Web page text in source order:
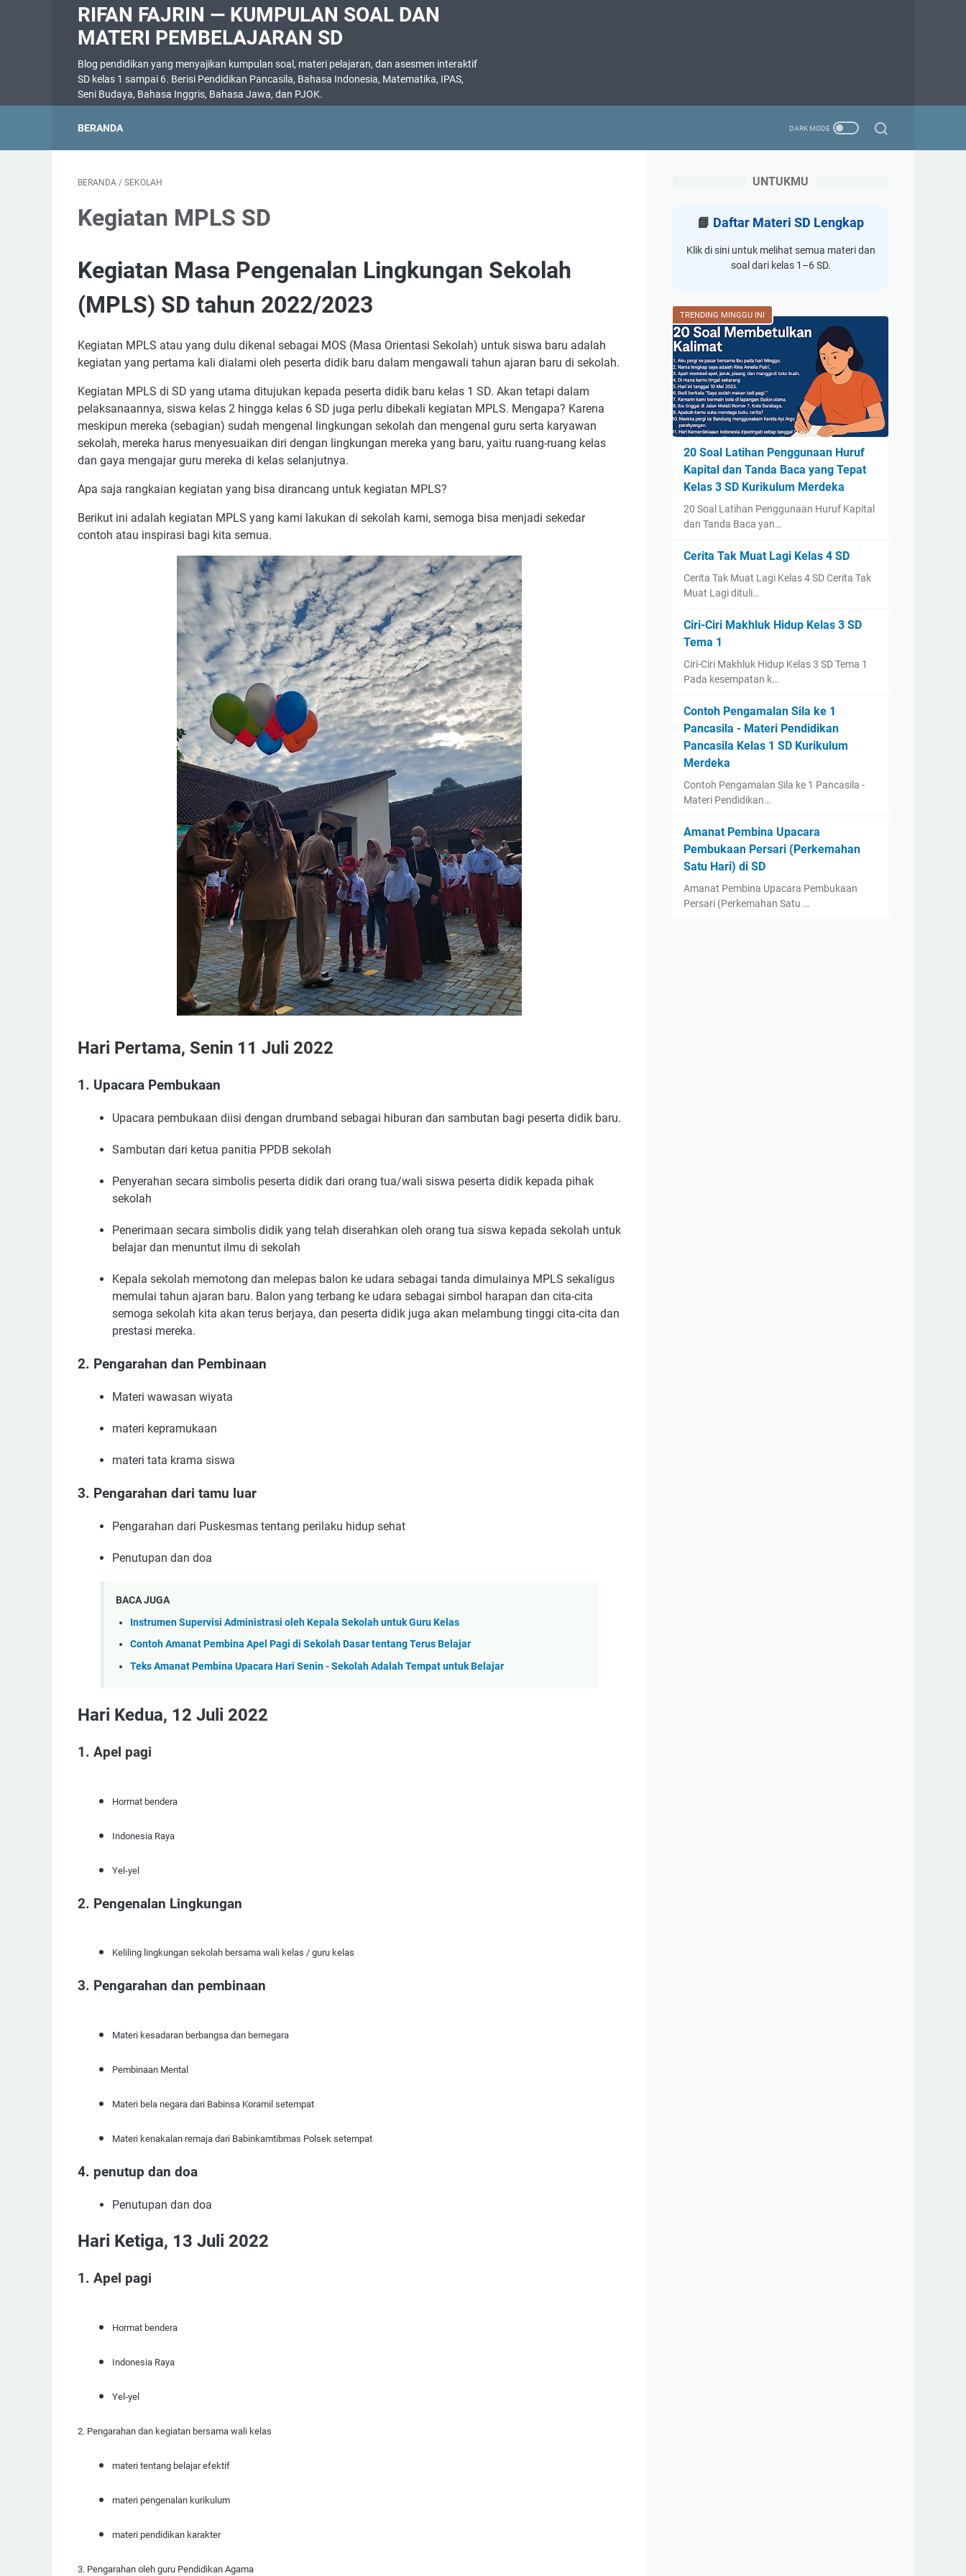
RIFAN FAJRIN — KUMPULAN SOAL DAN
MATERI PEMBELAJARAN SD
Blog pendidikan yang menyajikan kumpulan soal, materi pelajaran, dan asesmen interaktif
SD kelas 1 sampai 6. Berisi Pendidikan Pancasila, Bahasa Indonesia, Matematika, IPAS,
Seni Budaya, Bahasa Inggris, Bahasa Jawa, dan PJOK.
BERANDA
BERANDA / SEKOLAH
Kegiatan MPLS SD
Kegiatan Masa Pengenalan Lingkungan Sekolah
(MPLS) SD tahun 2022/2023
Kegiatan MPLS atau yang dulu dikenal sebagai MOS (Masa Orientasi Sekolah) untuk siswa baru adalah
kegiatan yang pertama kali dialami oleh peserta didik baru dalam mengawali tahun ajaran baru di sekolah.
Kegiatan MPLS di SD yang utama ditujukan kepada peserta didik baru kelas 1 SD. Akan tetapi dalam
pelaksanaannya, siswa kelas 2 hingga kelas 6 SD juga perlu dibekali kegiatan MPLS. Mengapa? Karena
meskipun mereka (sebagian) sudah mengenal lingkungan sekolah dan mengenal guru serta karyawan
sekolah, mereka harus menyesuaikan diri dengan lingkungan mereka yang baru, yaitu ruang-ruang kelas
dan gaya mengajar guru mereka di kelas selanjutnya.
Apa saja rangkaian kegiatan yang bisa dirancang untuk kegiatan MPLS?
Berikut ini adalah kegiatan MPLS yang kami lakukan di sekolah kami, semoga bisa menjadi sekedar
contoh atau inspirasi bagi kita semua.
Hari Pertama, Senin 11 Juli 2022
1. Upacara Pembukaan
Upacara pembukaan diisi dengan drumband sebagai hiburan dan sambutan bagi peserta didik baru.
Sambutan dari ketua panitia PPDB sekolah
Penyerahan secara simbolis peserta didik dari orang tua/wali siswa peserta didik kepada pihak
sekolah
Penerimaan secara simbolis didik yang telah diserahkan oleh orang tua siswa kepada sekolah untuk
belajar dan menuntut ilmu di sekolah
Kepala sekolah memotong dan melepas balon ke udara sebagai tanda dimulainya MPLS sekaligus
memulai tahun ajaran baru. Balon yang terbang ke udara sebagai simbol harapan dan cita-cita
semoga sekolah kita akan terus berjaya, dan peserta didik juga akan melambung tinggi cita-cita dan
prestasi mereka.
2. Pengarahan dan Pembinaan
Materi wawasan wiyata
materi kepramukaan
materi tata krama siswa
3. Pengarahan dari tamu luar
Pengarahan dari Puskesmas tentang perilaku hidup sehat
Penutupan dan doa
BACA JUGA
Instrumen Supervisi Administrasi oleh Kepala Sekolah untuk Guru Kelas
Contoh Amanat Pembina Apel Pagi di Sekolah Dasar tentang Terus Belajar
Teks Amanat Pembina Upacara Hari Senin - Sekolah Adalah Tempat untuk Belajar
Hari Kedua, 12 Juli 2022
1. Apel pagi
Hormat bendera
Indonesia Raya
Yel-yel
2. Pengenalan Lingkungan
Keliling lingkungan sekolah bersama wali kelas / guru kelas
3. Pengarahan dan pembinaan
Materi kesadaran berbangsa dan bernegara
Pembinaan Mental
Materi bela negara dari Babinsa Koramil setempat
Materi kenakalan remaja dari Babinkamtibmas Polsek setempat
4. penutup dan doa
Penutupan dan doa
Hari Ketiga, 13 Juli 2022
1. Apel pagi
Hormat bendera
Indonesia Raya
Yel-yel
2. Pengarahan dan kegiatan bersama wali kelas
materi tentang belajar efektif
materi pengenalan kurikulum
materi pendidikan karakter
3. Pengarahan oleh guru Pendidikan Agama
UNTUKMU
📘 Daftar Materi SD Lengkap
Klik di sini untuk melihat semua materi dan
soal dari kelas 1–6 SD.
TRENDING MINGGU INI
20 Soal Latihan Penggunaan Huruf
Kapital dan Tanda Baca yang Tepat
Kelas 3 SD Kurikulum Merdeka
20 Soal Latihan Penggunaan Huruf Kapital
dan Tanda Baca yan…
Cerita Tak Muat Lagi Kelas 4 SD
Cerita Tak Muat Lagi Kelas 4 SD Cerita Tak
Muat Lagi dituli…
Ciri-Ciri Makhluk Hidup Kelas 3 SD
Tema 1
Ciri-Ciri Makhluk Hidup Kelas 3 SD Tema 1
Pada kesempatan k…
Contoh Pengamalan Sila ke 1
Pancasila - Materi Pendidikan
Pancasila Kelas 1 SD Kurikulum
Merdeka
Contoh Pengamalan Sila ke 1 Pancasila -
Materi Pendidikan…
Amanat Pembina Upacara
Pembukaan Persari (Perkemahan
Satu Hari) di SD
Amanat Pembina Upacara Pembukaan
Persari (Perkemahan Satu …